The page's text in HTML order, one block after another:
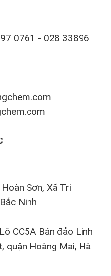
0761 - 028 33896
Sơn, Xã Tri
Ninh
CC5A Bán đảo Linh
quận Hoàng Mai, Hà